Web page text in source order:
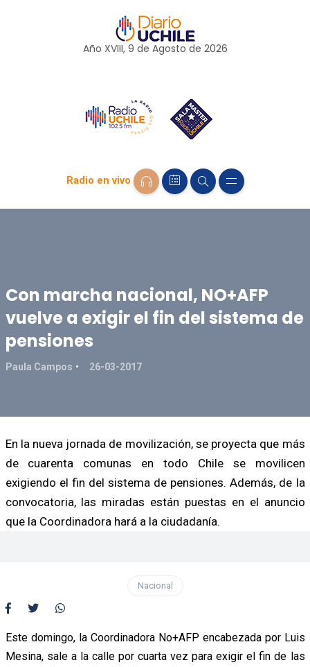
Año XVIII, 9 de Agosto de 2026
Radio en vivo
Con marcha nacional, NO+AFP
vuelve a exigir el fin del sistema de
pensiones
Paula Campos 26-03-2017
En la nueva jornada de movilización, se proyecta que más
de cuarenta comunas en todo Chile se movilicen
exigiendo el fin del sistema de pensiones. Además, de la
convocatoria, las miradas están puestas en el anuncio
que la Coordinadora hará a la ciudadanía.
Nacional
Este domingo, la Coordinadora No+AFP encabezada por Luis
Mesina, sale a la calle por cuarta vez para exigir el fin de las